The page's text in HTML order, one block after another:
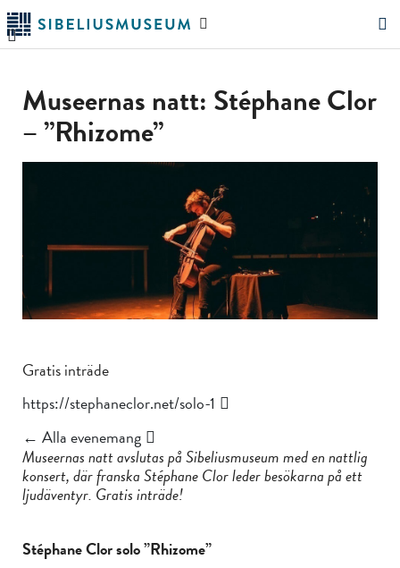
Hoppa
till
huvudinnehållet
Sök
Museernas natt: Stéphane Clor
– ”Rhizome”
Gratis inträde
https://stephaneclor.net/solo-1
← Alla evenemang
Museernas natt avslutas på Sibeliusmuseum med en nattlig
konsert, där franska Stéphane Clor leder besökarna på ett
ljudäventyr. Gratis inträde!
Stéphane Clor solo ”Rhizome”